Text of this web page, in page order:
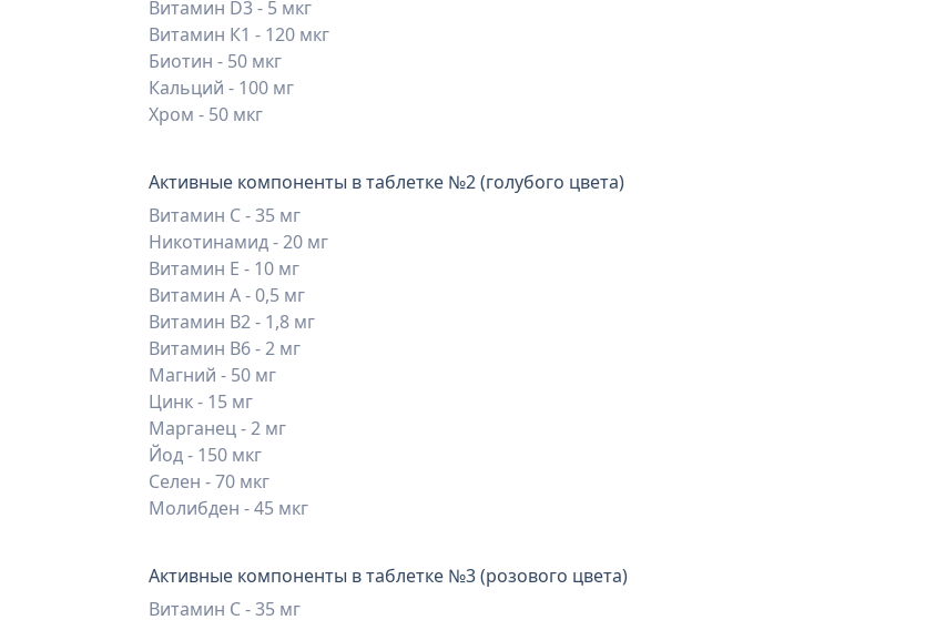
Витамин D3 - 5 мкг
Витамин К1 - 120 мкг
Биотин - 50 мкг
Кальций - 100 мг
Хром - 50 мкг
Активные компоненты в таблетке №2 (голубого цвета)
Витамин С - 35 мг
Никотинамид - 20 мг
Витамин Е - 10 мг
Витамин А - 0,5 мг
Витамин В2 - 1,8 мг
Витамин В6 - 2 мг
Магний - 50 мг
Цинк - 15 мг
Марганец - 2 мг
Йод - 150 мкг
Селен - 70 мкг
Молибден - 45 мкг
Активные компоненты в таблетке №3 (розового цвета)
Витамин С - 35 мг